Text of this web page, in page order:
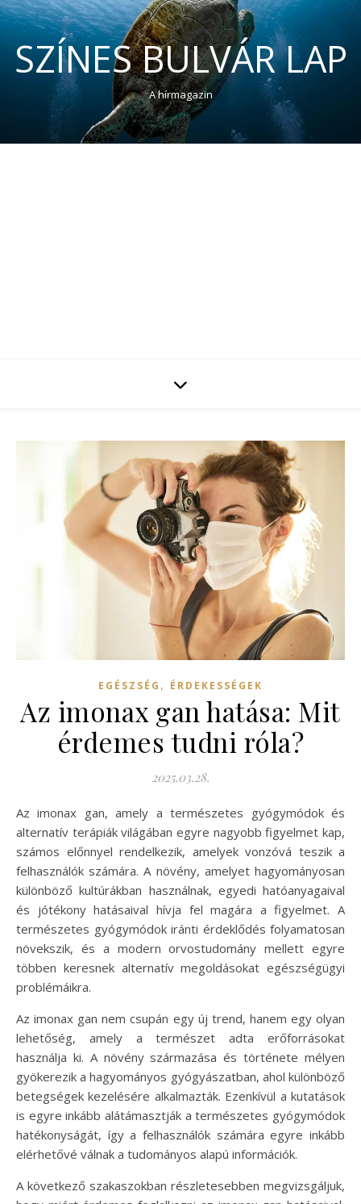
SZÍNES BULVÁR LAP
A hírmagazin
EGÉSZSÉG , ÉRDEKESSÉGEK
Az imonax gan hatása: Mit
érdemes tudni róla?
2025.03.28.
Az imonax gan, amely a természetes gyógymódok és
alternatív terápiák világában egyre nagyobb figyelmet kap,
számos előnnyel rendelkezik, amelyek vonzóvá teszik a
felhasználók számára. A növény, amelyet hagyományosan
különböző kultúrákban használnak, egyedi hatóanyagaival
és jótékony hatásaival hívja fel magára a figyelmet. A
természetes gyógymódok iránti érdeklődés folyamatosan
növekszik, és a modern orvostudomány mellett egyre
többen keresnek alternatív megoldásokat egészségügyi
problémáikra.
Az imonax gan nem csupán egy új trend, hanem egy olyan
lehetőség, amely a természet adta erőforrásokat
használja ki. A növény származása és története mélyen
gyökerezik a hagyományos gyógyászatban, ahol különböző
betegségek kezelésére alkalmazták. Ezenkívül a kutatások
is egyre inkább alátámasztják a természetes gyógymódok
hatékonyságát, így a felhasználók számára egyre inkább
elérhetővé válnak a tudományos alapú információk.
A következő szakaszokban részletesebben megvizsgáljuk,